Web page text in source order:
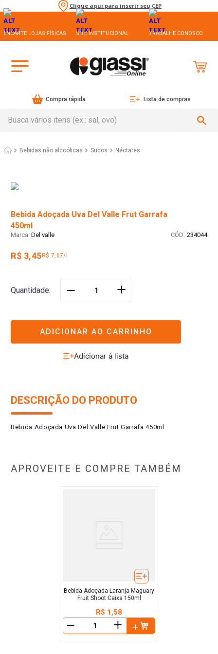
Clique aqui para inserir seu CEP
ENCARTE LOJAS FÍSICAS SITE INSTITUCIONAL TRABALHE CONOSCO
Compra rápida Lista de compras
Bebidas não alcoólicas Sucos Néctares
Bebida Adoçada Uva Del Valle Frut Garrafa
450ml
Del valle : 234044
R$ 3,45 R$ 7,67/l
Quantidade ＋
ADICIONAR AO CARRINHO
DESCRIÇÃO DO PRODUTO
Bebida Adoçada Uva Del Valle Frut Garrafa 450ml
APROVEITE E COMPRE TAMBÉM
Bebida Adoçada Laranja Maguary
Fruit Shoot Caixa 150ml
R$ 1,58
＋